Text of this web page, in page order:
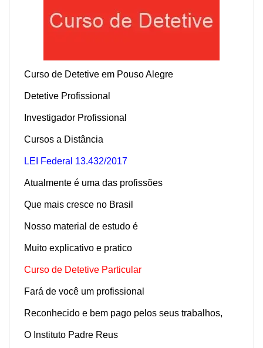
Curso de Detetive em Pouso Alegre
Detetive Profissional
Investigador Profissional
Cursos a Distância
LEI Federal 13.432/2017
Atualmente é uma das profissões
Que mais cresce no Brasil
Nosso material de estudo é
Muito explicativo e pratico
Curso de Detetive Particular
Fará de você um profissional
Reconhecido e bem pago pelos seus trabalhos,
O Instituto Padre Reus